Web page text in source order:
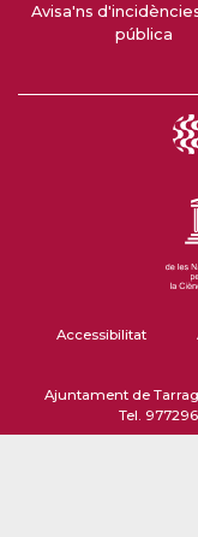
Avisa'ns
pública
Accessibilitat
Ajuntament de
Tel.